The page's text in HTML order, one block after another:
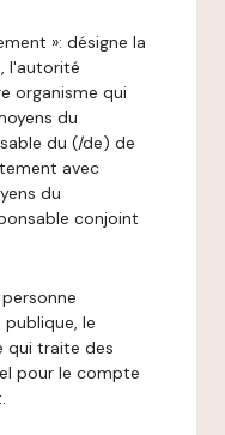
»: désigne la
l'autorité
organisme qui
du
du (/de) de
avec
du
conjoint
le
qui traite des
pour le compte